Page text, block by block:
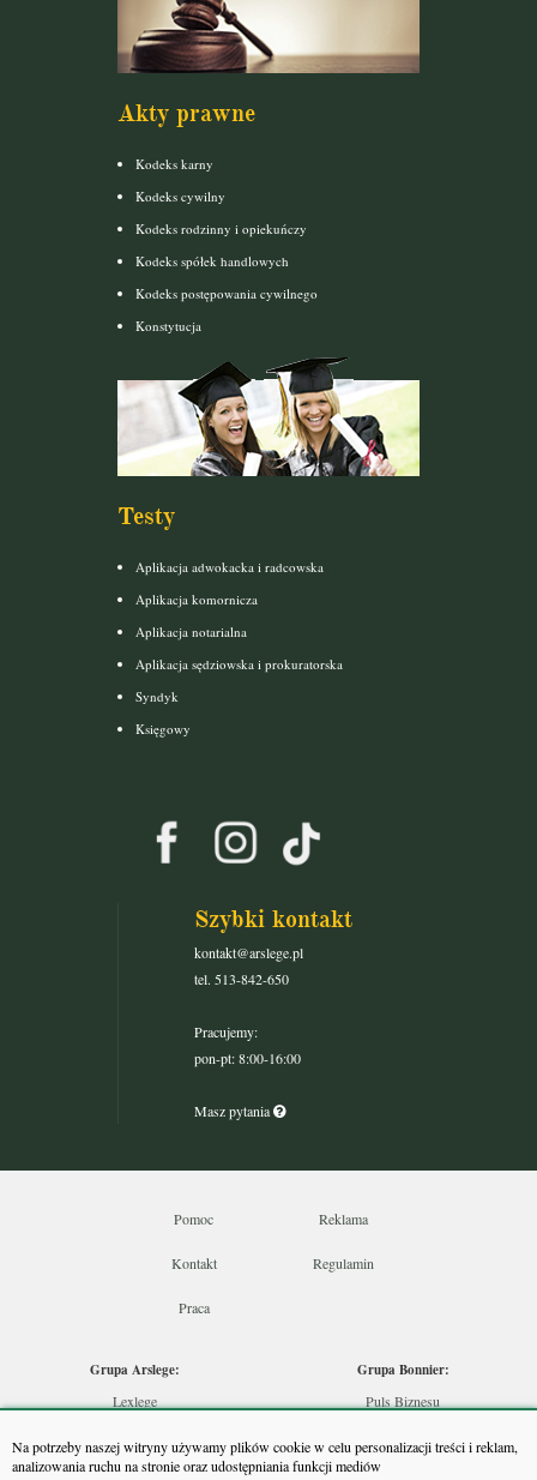
Na potrzeby naszej witryny używamy plików cookie w celu personalizacji treści i reklam,
analizowania ruchu na stronie oraz udostępniania funkcji mediów
Akty prawne
Kodeks karny
Kodeks cywilny
Kodeks rodzinny i opiekuńczy
Kodeks spółek handlowych
Kodeks postępowania cywilnego
Konstytucja
Testy
Aplikacja adwokacka i radcowska
Aplikacja komornicza
Aplikacja notarialna
Aplikacja sędziowska i prokuratorska
Syndyk
Księgowy
Szybki kontakt
kontakt@arslege.pl
tel. 513-842-650
Pracujemy:
pon-pt: 8:00-16:00
Masz pytania
Pomoc Reklama
Kontakt Regulamin
Praca
Grupa Arslege:
Lexlege
Skarbowcy
Grupa Bonnier:
Puls Biznesu
Puls Medycyny